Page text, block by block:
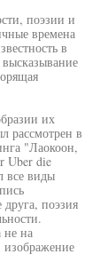
поэзии и
времена
в
их
рассмотрен в
"Лаокоон,
Uber die
все виды
друга, поэзия
не на
изображение